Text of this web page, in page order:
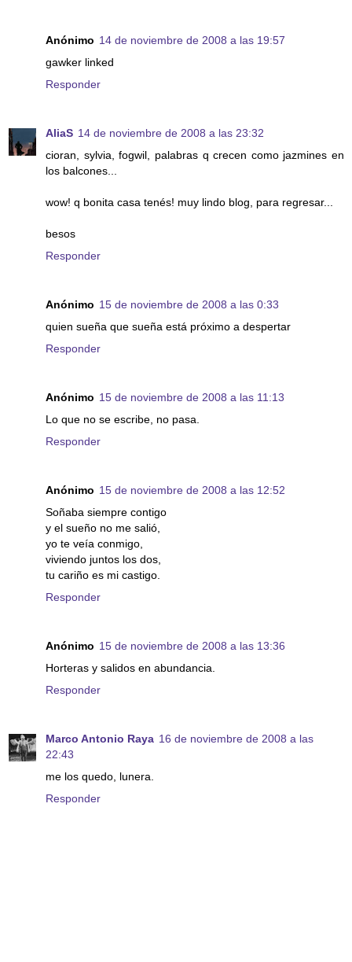
Anónimo 14 de noviembre de 2008 a las 19:57
gawker linked
Responder
AliaS 14 de noviembre de 2008 a las 23:32
cioran, sylvia, fogwil, palabras q crecen como jazmines en
los balcones...
wow! q bonita casa tenés! muy lindo blog, para regresar...
besos
Responder
Anónimo 15 de noviembre de 2008 a las 0:33
quien sueña que sueña está próximo a despertar
Responder
Anónimo 15 de noviembre de 2008 a las 11:13
Lo que no se escribe, no pasa.
Responder
Anónimo 15 de noviembre de 2008 a las 12:52
Soñaba siempre contigo
y el sueño no me salió,
yo te veía conmigo,
viviendo juntos los dos,
tu cariño es mi castigo.
Responder
Anónimo 15 de noviembre de 2008 a las 13:36
Horteras y salidos en abundancia.
Responder
Marco Antonio Raya 16 de noviembre de 2008 a las
22:43
me los quedo, lunera.
Responder